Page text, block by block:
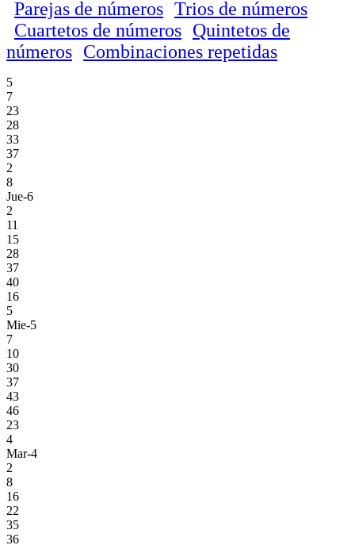
Parejas de números Trios de números
Cuartetos de números Quintetos de
números Combinaciones repetidas
5
7
23
28
33
37
2
8
Jue-6
2
11
15
28
37
40
16
5
Mie-5
7
10
30
37
43
46
23
4
Mar-4
2
8
16
22
35
36